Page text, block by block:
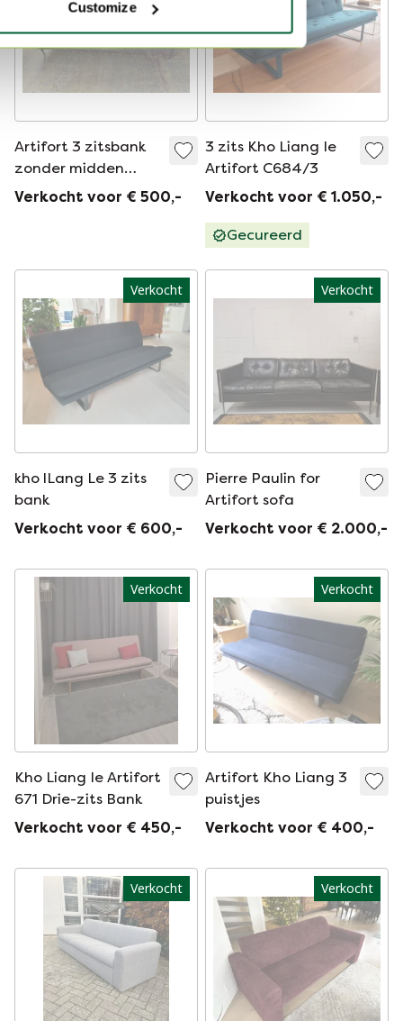
Customize
Artifort 3 zitsbank
zonder midden
pootje
Verkocht voor € 500,-
3 zits Kho Liang Ie
Artifort C684/3
Verkocht voor € 1.050,-
Gecureerd
Verkocht
kho lLang Le 3 zits
bank
Verkocht voor € 600,-
Verkocht
Pierre Paulin for
Artifort sofa
Verkocht voor € 2.000,-
Verkocht
Kho Liang Ie Artifort
671 Drie-zits Bank
Verkocht voor € 450,-
Verkocht
Artifort Kho Liang 3
puistjes
Verkocht voor € 400,-
Verkocht Verkocht